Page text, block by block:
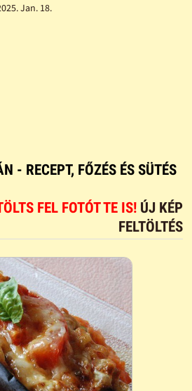
Jan. 18.
- RECEPT, FŐZÉS ÉS SÜTÉS
FEL FOTÓT TE IS! ÚJ KÉP
FELTÖLTÉS